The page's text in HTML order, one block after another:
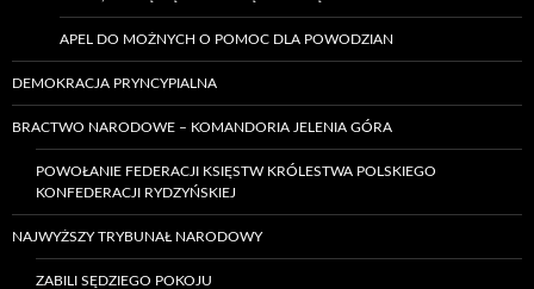
APEL DO MOŻNYCH O POMOC DLA POWODZIAN
DEMOKRACJA PRYNCYPIALNA
BRACTWO NARODOWE – KOMANDORIA JELENIA GÓRA
POWOŁANIE FEDERACJI KSIĘSTW KRÓLESTWA POLSKIEGO
KONFEDERACJI RYDZYŃSKIEJ
NAJWYŻSZY TRYBUNAŁ NARODOWY
ZABILI SĘDZIEGO POKOJU